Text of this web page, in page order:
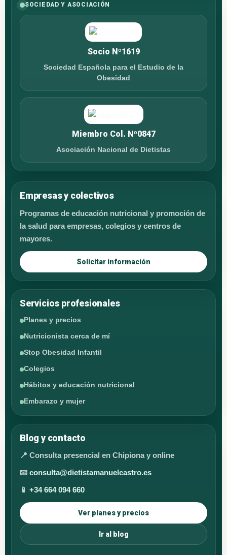
SOCIEDAD Y ASOCIACIÓN
Socio Nº1619
Sociedad Española para el Estudio de la
Obesidad
Miembro Col. Nº0847
Asociación Nacional de Dietistas
Empresas y colectivos
Programas de educación nutricional y promoción de
la salud para empresas, colegios y centros de
mayores.
Solicitar información
Servicios profesionales
Planes y precios
Nutricionista cerca de mí
Stop Obesidad Infantil
Colegios
Hábitos y educación nutricional
Embarazo y mujer
Blog y contacto
📍 Consulta presencial en Chipiona y online
📧 consulta@dietistamanuelcastro.es
📱 +34 664 094 660
Ver planes y precios
Ir al blog